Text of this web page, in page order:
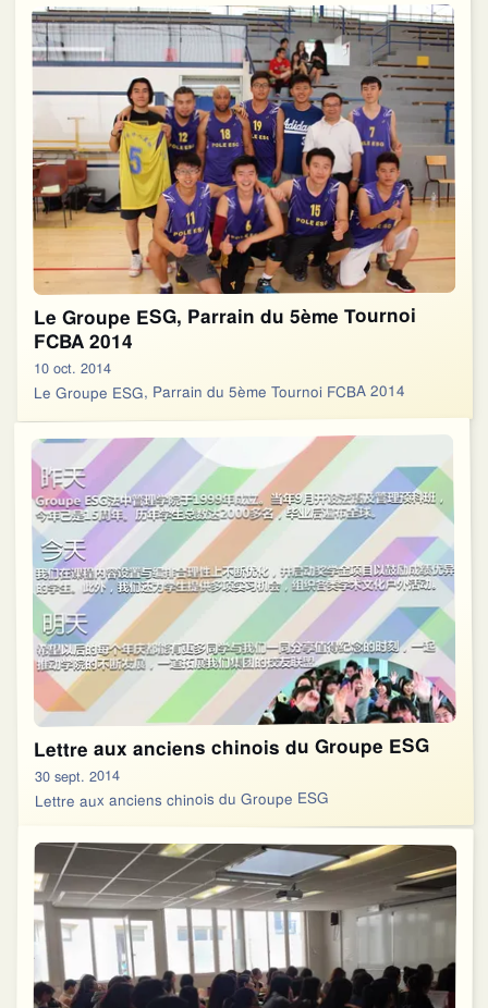
Le Groupe ESG, Parrain du 5ème Tournoi
FCBA 2014
10 oct. 2014
Le Groupe ESG, Parrain du 5ème Tournoi FCBA 2014
Lettre aux anciens chinois du Groupe ESG
30 sept. 2014
Lettre aux anciens chinois du Groupe ESG